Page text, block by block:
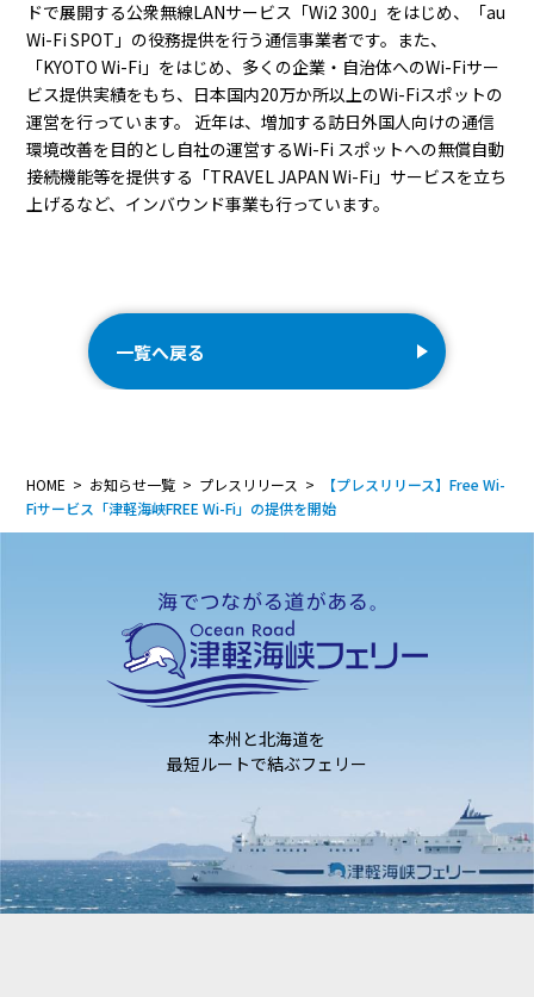
ドで展開する公衆無線LANサービス「Wi2 300」をはじめ、「au
Wi-Fi SPOT」の役務提供を行う通信事業者です。また、
「KYOTO Wi-Fi」をはじめ、多くの企業・自治体へのWi-Fiサー
ビス提供実績をもち、日本国内20万か所以上のWi-Fiスポットの
運営を行っています。 近年は、増加する訪日外国人向けの通信
環境改善を目的とし自社の運営するWi-Fi スポットへの無償自動
接続機能等を提供する「TRAVEL JAPAN Wi-Fi」サービスを立ち
上げるなど、インバウンド事業も行っています。
一覧へ戻る
HOME お知らせ一覧 プレスリリース
【プレスリリース】Free Wi-
Fiサービス「津軽海峡FREE Wi-Fi」の提供を開始
本州と北海道を
最短ルートで結ぶフェリー